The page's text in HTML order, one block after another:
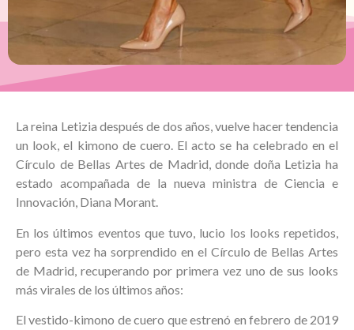
La reina Letizia después de dos años, vuelve hacer tendencia
un look, el kimono de cuero. El acto se ha celebrado en el
Círculo de Bellas Artes de Madrid, donde doña Letizia ha
estado acompañada de la nueva ministra de Ciencia e
Innovación, Diana Morant.
En los últimos eventos que tuvo, lucio los looks repetidos,
pero esta vez ha sorprendido en el Círculo de Bellas Artes
de Madrid, recuperando por primera vez uno de sus looks
más virales de los últimos años:
El vestido-kimono de cuero que estrenó en febrero de 2019